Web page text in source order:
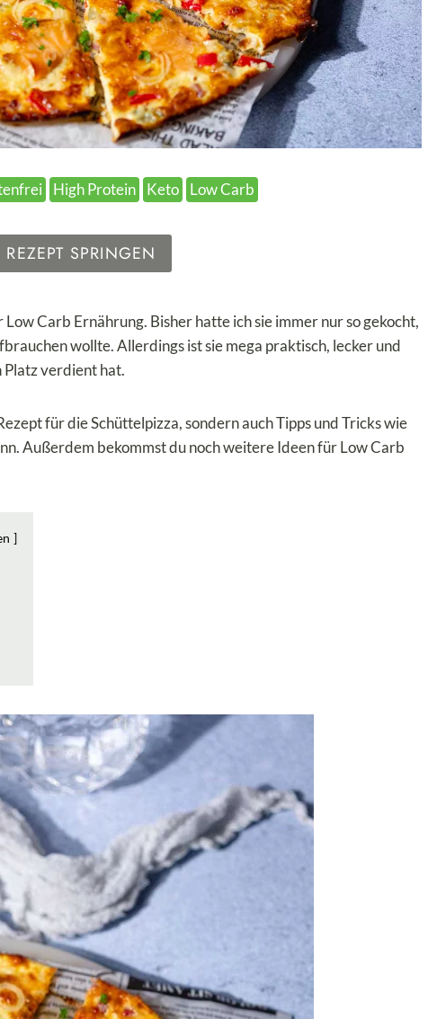
High Protein Keto Low Carb
SPRINGEN
Carb Ernährung. Bisher hatte ich sie immer nur so gekocht,
wollte. Allerdings ist sie mega praktisch, lecker und
Platz verdient hat.
für die Schüttelpizza, sondern auch Tipps und Tricks wie
Außerdem bekommst du noch weitere Ideen für Low Carb